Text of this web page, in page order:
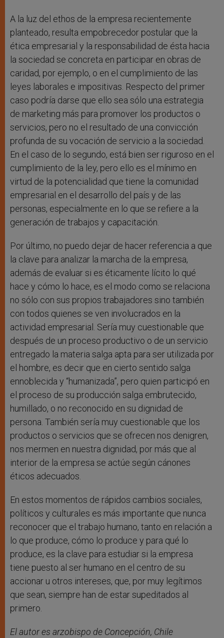
A la luz del ethos de la empresa recientemente
planteado, resulta empobrecedor postular que la
ética empresarial y la responsabilidad de ésta hacia
la sociedad se concreta en participar en obras de
caridad, por ejemplo, o en el cumplimiento de las
leyes laborales e impositivas. Respecto del primer
caso podría darse que ello sea sólo una estrategia
de marketing más para promover los productos o
servicios, pero no el resultado de una convicción
profunda de su vocación de servicio a la sociedad.
En el caso de lo segundo, está bien ser riguroso en el
cumplimiento de la ley, pero ello es el mínimo en
virtud de la potencialidad que tiene la comunidad
empresarial en el desarrollo del país y de las
personas, especialmente en lo que se refiere a la
generación de trabajos y capacitación.
Por último, no puedo dejar de hacer referencia a que
la clave para analizar la marcha de la empresa,
además de evaluar si es éticamente lícito lo qué
hace y cómo lo hace, es el modo como se relaciona
no sólo con sus propios trabajadores sino también
con todos quienes se ven involucrados en la
actividad empresarial. Sería muy cuestionable que
después de un proceso productivo o de un servicio
entregado la materia salga apta para ser utilizada por
el hombre, es decir que en cierto sentido salga
ennoblecida y “humanizada”, pero quien participó en
el proceso de su producción salga embrutecido,
humillado, o no reconocido en su dignidad de
persona. También sería muy cuestionable que los
productos o servicios que se ofrecen nos denigren,
nos mermen en nuestra dignidad, por más que al
interior de la empresa se actúe según cánones
éticos adecuados.
En estos momentos de rápidos cambios sociales,
políticos y culturales es más importante que nunca
reconocer que el trabajo humano, tanto en relación a
lo que produce, cómo lo produce y para qué lo
produce, es la clave para estudiar si la empresa
tiene puesto al ser humano en el centro de su
accionar u otros intereses, que, por muy legítimos
que sean, siempre han de estar supeditados al
primero.
El autor es arzobispo de Concepción, Chile